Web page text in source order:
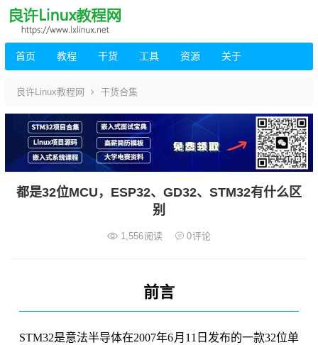
首页 教程 干货 工具 资源 关于
良许Linux教程网 干货合集
都是32位MCU，ESP32、GD32、STM32有什么区
别
1,556阅读 0评论
前言
STM32是意法半导体在2007年6月11日发布的一款32位单